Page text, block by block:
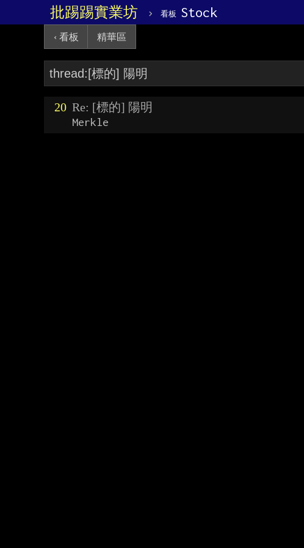
批踢踢實業坊 › 看板 Stock
‹ 看板 精華區
20 Re: [標的] 陽明
Merkle